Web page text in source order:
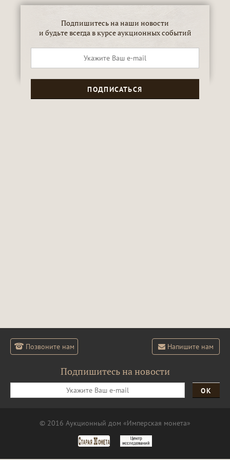
Подпишитесь на наши новости
и будьте всегда в курсе аукционных событий
Позвоните нам Напишите нам
Подпишитесь на новости
ОК
© 2016 Аукционный дом «Имперская монета»